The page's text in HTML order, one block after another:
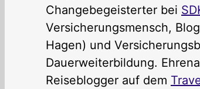
Changebegeisterter bei
Versicherungsmensch,
Hagen) und
Dauerweiterbildung.
Reiseblogger auf dem